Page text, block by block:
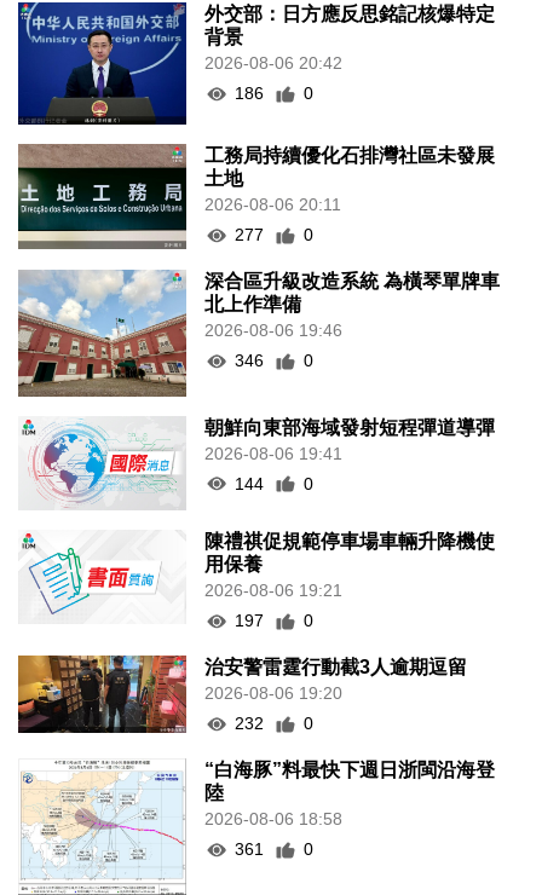
外交部：日方應反思銘記核爆特定
背景
2026-08-06 20:42
186
0
工務局持續優化石排灣社區未發展
土地
2026-08-06 20:11
277
0
深合區升級改造系統 為橫琴單牌車
北上作準備
2026-08-06 19:46
346
0
朝鮮向東部海域發射短程彈道導彈
2026-08-06 19:41
144
0
陳禮祺促規範停車場車輛升降機使
用保養
2026-08-06 19:21
197
0
治安警雷霆行動截3人逾期逗留
2026-08-06 19:20
232
0
“白海豚”料最快下週日浙閩沿海登
陸
2026-08-06 18:58
361
0